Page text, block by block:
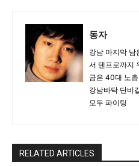
동자
강남 마지막 남
서 텐프로까지
금은 40대 노
강남바닥 단비
모두 파이팅
RELATED ARTICLES